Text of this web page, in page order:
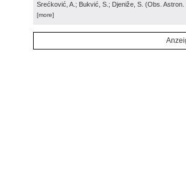
Srećković, A.; Bukvić, S.; Djeniže, S. (Obs. Astron.
[more]